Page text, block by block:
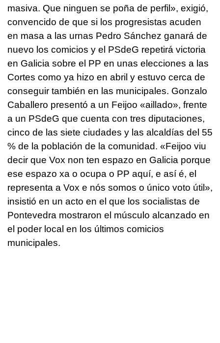
masiva. Que ninguen se poña de perfil», exigió,
convencido de que si los progresistas acuden
en masa a las urnas Pedro Sánchez ganará de
nuevo los comicios y el PSdeG repetirá victoria
en Galicia sobre el PP en unas elecciones a las
Cortes como ya hizo en abril y estuvo cerca de
conseguir también en las municipales. Gonzalo
Caballero presentó a un Feijoo «aillado», frente
a un PSdeG que cuenta con tres diputaciones,
cinco de las siete ciudades y las alcaldías del 55
% de la población de la comunidad. «Feijoo viu
decir que Vox non ten espazo en Galicia porque
ese espazo xa o ocupa o PP aquí, e así é, el
representa a Vox e nós somos o único voto útil»,
insistió en un acto en el que los socialistas de
Pontevedra mostraron el músculo alcanzado en
el poder local en los últimos comicios
municipales.